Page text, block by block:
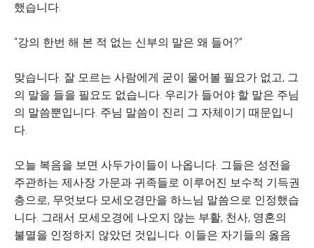
했습니다.
“강의 한번 해 본 적 없는 신부의 말은 왜 들어?”
맞습니다. 잘 모르는 사람에게 굳이 물어볼 필요가 없고, 그
의 말을 들을 필요도 없습니다. 우리가 들어야 할 말은 주님
의 말씀뿐입니다. 주님 말씀이 진리 그 자체이기 때문입니
다.
오늘 복음을 보면 사두가이들이 나옵니다. 그들은 성전을
주관하는 제사장 가문과 귀족들로 이루어진 보수적 기득권
층으로, 무엇보다 모세오경만을 하느님 말씀으로 인정했습
니다. 그래서 모세오경에 나오지 않는 부활, 천사, 영혼의
불멸을 인정하지 않았던 것입니다. 이들은 자기들의 옳음